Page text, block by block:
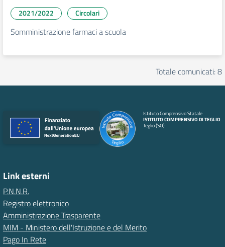
2021/2022 Circolari
Somministrazione farmaci a scuola
Totale comunicati: 8
Istituto Comprensivo Statale
ISTITUTO COMPRENSIVO DI TEGLIO
Teglio (SO)
Link esterni
P.N.N.R.
Registro elettronico
Amministrazione Trasparente
MIM - Ministero dell'Istruzione e del Merito
Pago In Rete